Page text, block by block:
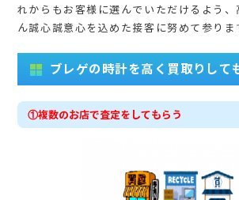
れからもお客様に選んでいただけるよう、
ん誠心誠意心を込めた接客に努めて参りま
ブレゲの時計を高く買取りして
①複数のお店で査定をしてもらう